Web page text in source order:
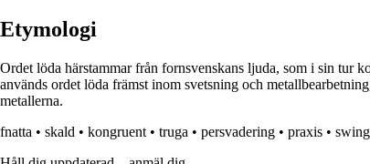
Etymologi
Ordet löda härstammar från fornsvenskans ljuda, som i sin tur
används ordet löda främst inom svetsning och
metallerna.
fnatta • skald • kongruent • truga • persvadering • praxis •